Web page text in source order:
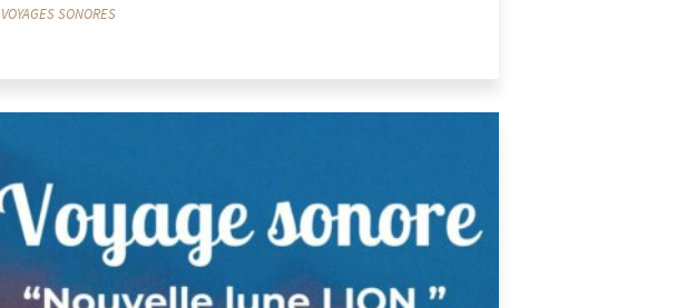
VOYAGES SONORES